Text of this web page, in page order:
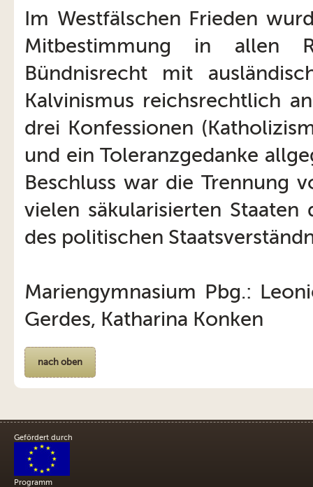
Im Westfälschen Frieden
Mitbestimmung in allen
Bündnisrecht mit
Kalvinismus reichsrechtlich
drei Konfessionen
und ein Toleranzgedanke
Beschluss war die Trennung
vielen säkularisierten
des politischen
Mariengymnasium Pbg.:
Gerdes, Katharina Konken
nach oben
Gefördert durch
Programm